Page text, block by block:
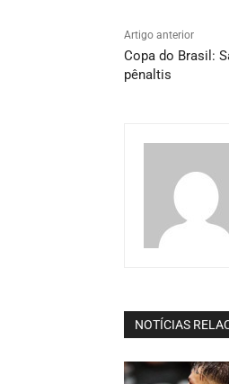
Artigo anterior
Copa do Brasil:
pênaltis
NOTÍCIAS